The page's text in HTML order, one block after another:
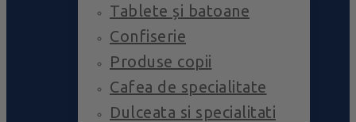
Tablete și batoane
Confiserie
Produse copii
Cafea de specialitate
Dulceata si specialitati